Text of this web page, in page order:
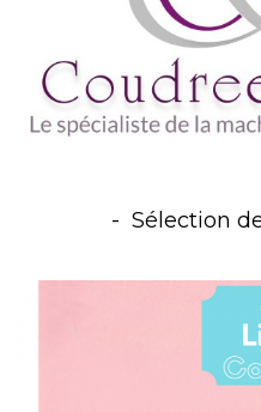
Sélection